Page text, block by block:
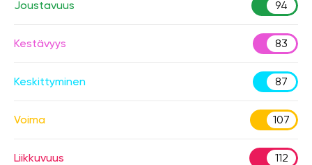
Joustavuus 94
Kestävyys 83
Keskittyminen 87
Voima 107
Liikkuvuus 112